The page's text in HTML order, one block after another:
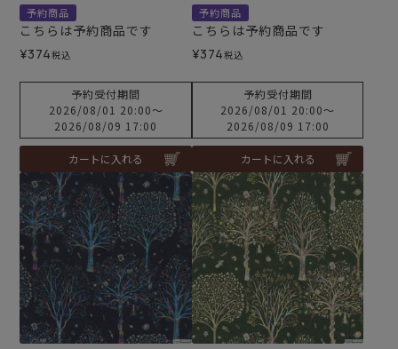
予約商品
こちらは予約商品です
¥374税込
予約受付期間
2026/08/01 20:00〜
2026/08/09 17:00
カートに入れる
予約商品
こちらは予約商品です
¥374税込
予約受付期間
2026/08/01 20:00〜
2026/08/09 17:00
カートに入れる